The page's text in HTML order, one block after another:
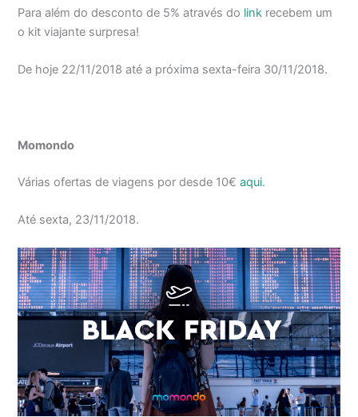
Para além do desconto de 5% através do link recebem um
o kit viajante surpresa!
De hoje 22/11/2018 até a próxima sexta-feira 30/11/2018.
Momondo
Várias ofertas de viagens por desde 10€aqui.
Até sexta, 23/11/2018.